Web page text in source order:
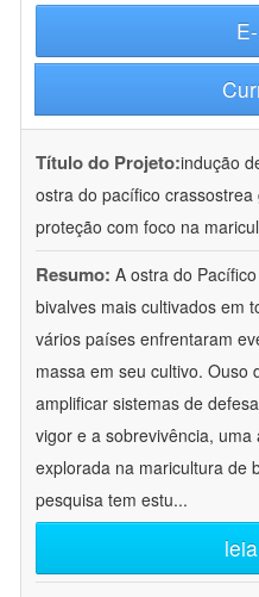
Título do Projeto:indução
ostra do pacífico
proteção com foco na
Resumo: A ostra do
bivalves mais cultivados em
vários países enfrentaram
massa em seu cultivo. Ouso
amplificar sistemas de
vigor e a sobrevivência,
explorada na maricultura de
pesquisa tem estu...